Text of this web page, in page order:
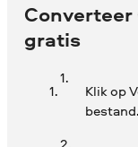
Converteer
gratis
Klik op
bestand.